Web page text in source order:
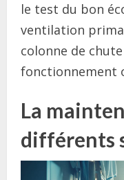
le test du bon
ventilation
colonne de
fonctionnement
La
différents